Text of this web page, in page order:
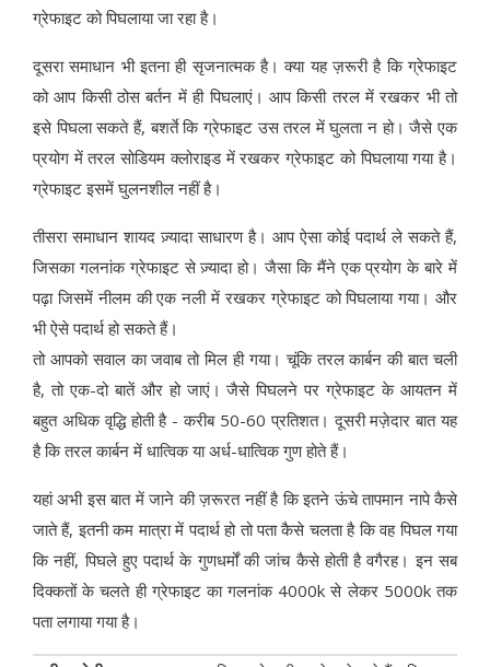
ग्रेफाइट को पिघलाया जा रहा है।
दूसरा समाधान भी इतना ही सृजनात्मक है। क्या यह ज़रूरी है कि ग्रेफाइट
को आप किसी ठोस बर्तन में ही पिघलाएं। आप किसी तरल में रखकर भी तो
इसे पिघला सकते हैं, बशर्ते कि ग्रेफाइट उस तरल में घुलता न हो। जैसे एक
प्रयोग में तरल सोडियम क्लोराइड में रखकर ग्रेफाइट को पिघलाया गया है।
ग्रेफाइट इसमें घुलनशील नहीं है।
तीसरा समाधान शायद ज़्यादा साधारण है। आप ऐसा कोई पदार्थ ले सकते हैं,
जिसका गलनांक ग्रेफाइट से ज़्यादा हो। जैसा कि मैंने एक प्रयोग के बारे में
पढ़ा जिसमें नीलम की एक नली में रखकर ग्रेफाइट को पिघलाया गया। और
भी ऐसे पदार्थ हो सकते हैं।
तो आपको सवाल का जवाब तो मिल ही गया। चूंकि तरल कार्बन की बात चली
है, तो एक-दो बातें और हो जाएं। जैसे पिघलने पर ग्रेफाइट के आयतन में
बहुत अधिक वृद्धि होती है - करीब 50-60 प्रतिशत। दूसरी मज़ेदार बात यह
है कि तरल कार्बन में धात्विक या अर्ध-धात्विक गुण होते हैं।
यहां अभी इस बात में जाने की ज़रूरत नहीं है कि इतने ऊंचे तापमान नापे कैसे
जाते हैं, इतनी कम मात्रा में पदार्थ हो तो पता कैसे चलता है कि वह पिघल गया
कि नहीं, पिघले हुए पदार्थ के गुणधर्मों की जांच कैसे होती है वगैरह। इन सब
दिक्कतों के चलते ही ग्रेफाइट का गलनांक 4000k से लेकर 5000k तक
पता लगाया गया है।